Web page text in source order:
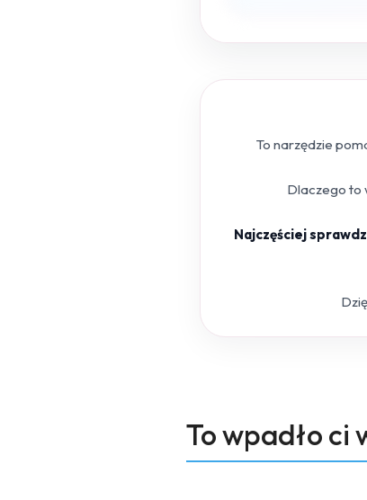
To narzędzie
Dlaczego to
Najczęściej
Pomiń karuzelę produktówProdukty
o
To wpadło ci